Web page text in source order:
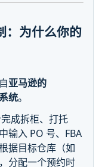
：为什么你的
亚马逊的
统。
成拆柜、打托
输入 PO 号、FBA
据目标仓库（如
分配一个预约时